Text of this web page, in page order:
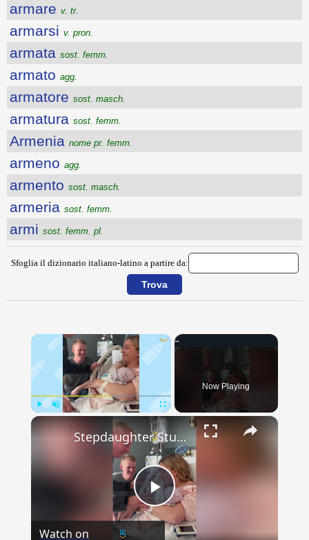
armare v. tr.
armarsi v. pron.
armata sost. femm.
armato agg.
armatore sost. masch.
armatura sost. femm.
Armenia nome pr. femm.
armeno agg.
armento sost. masch.
armeria sost. femm.
armi sost. femm. pl.
Sfoglia il dizionario italiano-latino a partire da:
×
Fullscreen
Now Playing
×
Play
Stepdaughter Stuns Stepdad Naming Baby After Him
Watch on